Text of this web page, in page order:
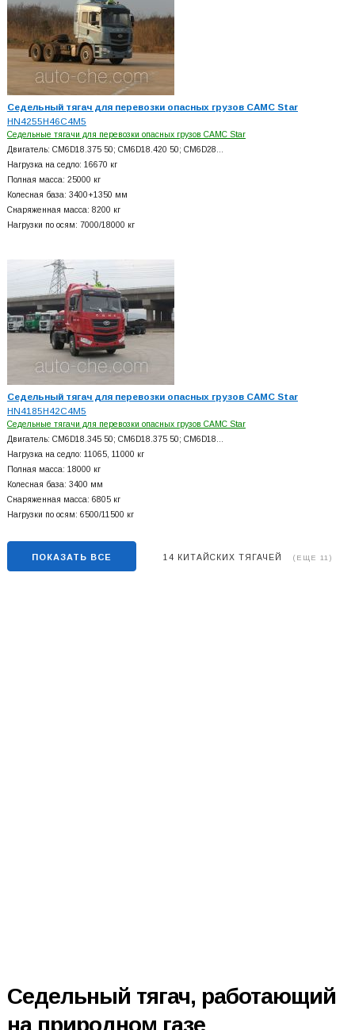
Седельный тягач для перевозки опасных грузов CAMC Star
HN4255H46C4M5
Седельные тягачи для перевозки опасных грузов CAMC Star
Двигатель: CM6D18.375 50; CM6D18.420 50; CM6D28…
Нагрузка на седло: 16670 кг
Полная масса: 25000 кг
Колесная база: 3400+1350 мм
Снаряженная масса: 8200 кг
Нагрузки по осям: 7000/18000 кг
Седельный тягач для перевозки опасных грузов CAMC Star
HN4185H42C4M5
Седельные тягачи для перевозки опасных грузов CAMC Star
Двигатель: CM6D18.345 50; CM6D18.375 50; CM6D18…
Нагрузка на седло: 11065, 11000 кг
Полная масса: 18000 кг
Колесная база: 3400 мм
Снаряженная масса: 6805 кг
Нагрузки по осям: 6500/11500 кг
ПОКАЗАТЬ ВСЕ 14 КИТАЙСКИХ ТЯГАЧЕЙ (ЕЩЕ 11)
Седельный тягач, работающий
на природном газе